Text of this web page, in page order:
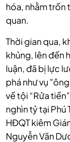
hóa, nhằm trốn
quan.
Thời gian qua,
khủng, lên đến
luận, đã bị lực
phá như vụ
về tội “Rửa
nghìn tỷ tại Phú
HĐQT kiêm
Nguyễn Văn